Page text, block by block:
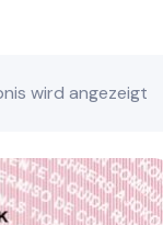
wird angezeigt